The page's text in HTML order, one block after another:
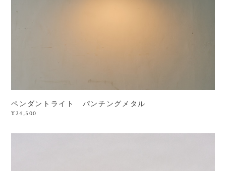
ペンダントライト パンチングメタル
¥24,500